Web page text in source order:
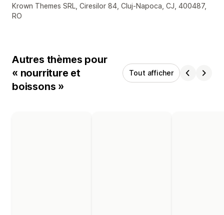
Coordonnées du concepteur
Krown Themes SRL, Ciresilor 84, Cluj-Napoca, CJ, 400487,
RO
Autres thèmes pour
« nourriture et
boissons »
Tout afficher